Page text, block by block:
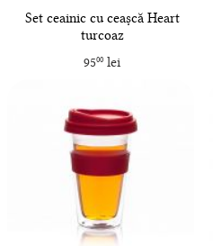
Set ceainic cu ceașcă Heart
turcoaz
9500lei